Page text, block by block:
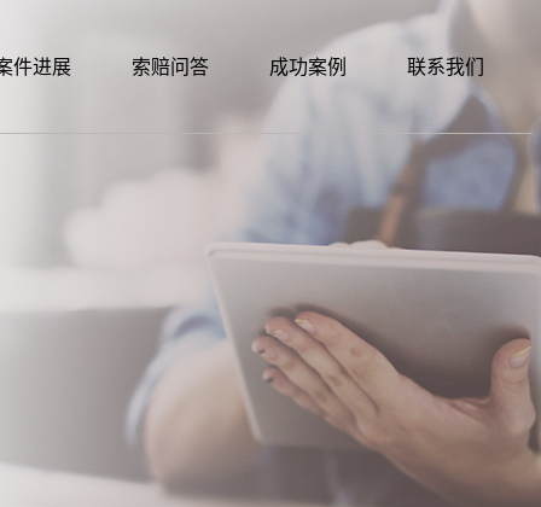
件进展 索赔问答 成功案例 联系我们